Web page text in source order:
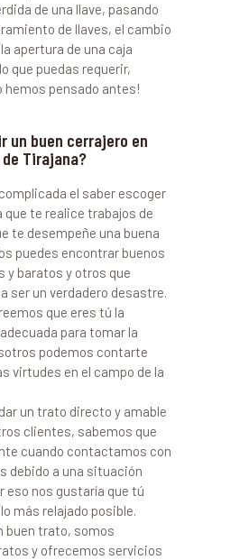
de una llave, pasando
de llaves, el cambio
apertura de una caja
que puedas requerir,
hemos pensado antes!
un buen cerrajero en
Tirajana?
el saber escoger
que te realice trabajos de
te desempeñe una buena
puedes encontrar buenos
y baratos y otros que
ser un verdadero desastre.
que eres tú la
para tomar la
podemos contarte
virtudes en el campo de la
un trato directo y amable
clientes, sabemos que
cuando contactamos con
debido a una situación
eso nos gustaría que tú
más relajado posible.
buen trato, somos
y ofrecemos servicios